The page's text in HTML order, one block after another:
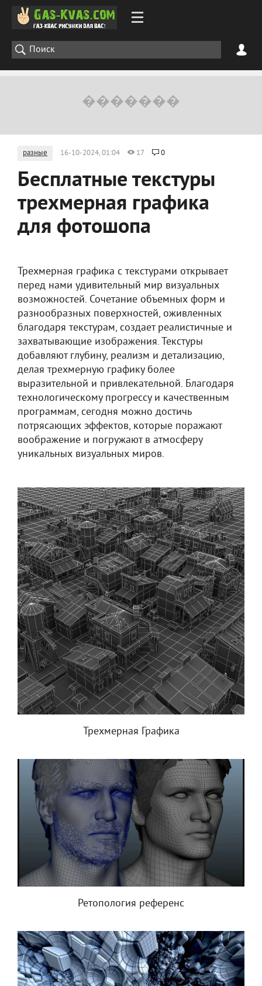
разные 16-10-2024, 01:04 17 0
Бесплатные текстуры
трехмерная графика
для фотошопа
Трехмерная графика с текстурами открывает
перед нами удивительный мир визуальных
возможностей. Сочетание объемных форм и
разнообразных поверхностей, оживленных
благодаря текстурам, создает реалистичные и
захватывающие изображения. Текстуры
добавляют глубину, реализм и детализацию,
делая трехмерную графику более
выразительной и привлекательной. Благодаря
технологическому прогрессу и качественным
программам, сегодня можно достичь
потрясающих эффектов, которые поражают
воображение и погружают в атмосферу
уникальных визуальных миров.
Трехмерная Графика
Ретопология референс